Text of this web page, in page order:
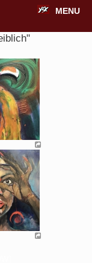
MENU